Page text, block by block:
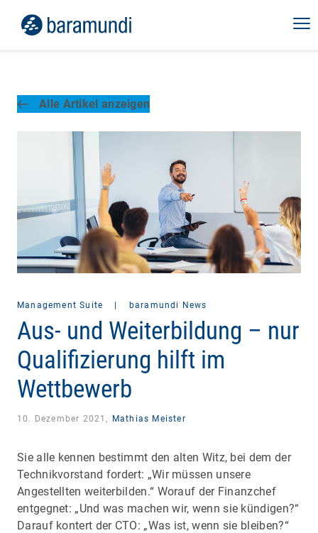
Alle Artikel anzeigen
Management Suite | baramundi News
Aus- und Weiterbildung – nur
Qualifizierung hilft im
Wettbewerb
10. Dezember 2021, Mathias Meister
Sie alle kennen bestimmt den alten Witz, bei dem der
Technikvorstand fordert: „Wir müssen unsere
Angestellten weiterbilden.“ Worauf der Finanzchef
entgegnet: „Und was machen wir, wenn sie kündigen?“
Darauf kontert der CTO: „Was ist, wenn sie bleiben?“